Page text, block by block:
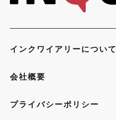
インクワイアリーについて
会社概要
プライバシーポリシー